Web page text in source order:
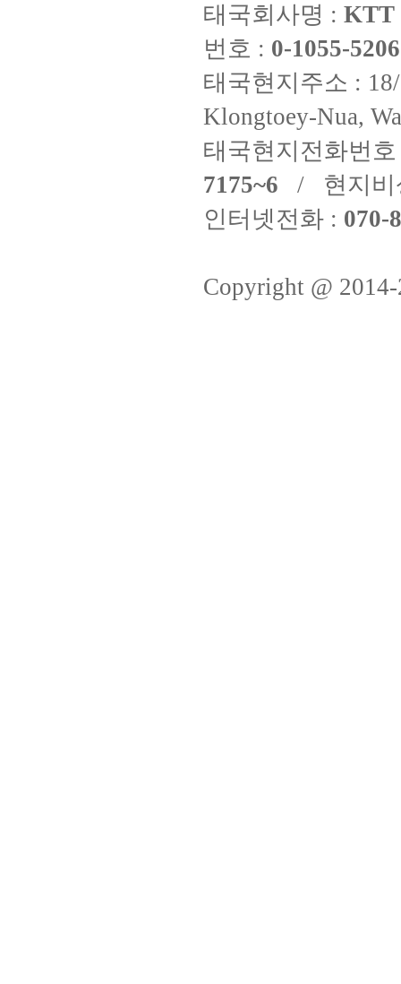
태국회사명 : KTT
번호 : 0-1055-
태국현지주소 :
Klongtoey-Nua,
태국현지전화번
7175~6 / 현지비
인터넷전화 : 070-
Copyright @